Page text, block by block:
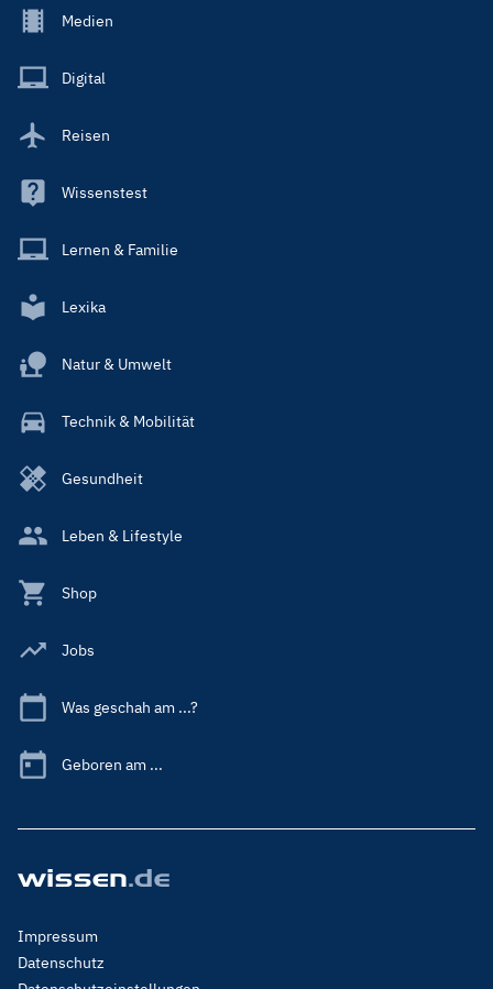
Footer
Main
Medien
Digital
Reisen
Wissenstest
Lernen & Familie
Lexika
Natur & Umwelt
Technik & Mobilität
Gesundheit
Leben & Lifestyle
Shop
Jobs
Was geschah am ...?
Geboren am ...
Footer
Menu
Impressum
Datenschutz